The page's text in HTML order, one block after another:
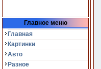
Главное меню
Главная
Картинки
Авто
Разное